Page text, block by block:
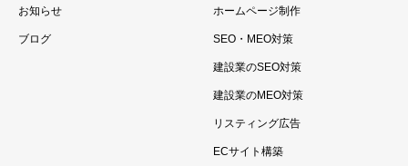
お知らせ
ブログ
ホームページ制作
SEO・MEO対策
建設業のSEO対策
建設業のMEO対策
リスティング広告
ECサイト構築